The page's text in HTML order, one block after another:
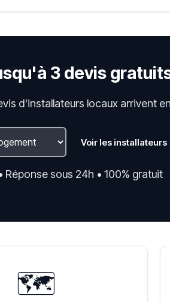
3 devis
d'installateurs locaux arrivent
Voir les
Réponse sous 24h • 100% gratuit
🗺️